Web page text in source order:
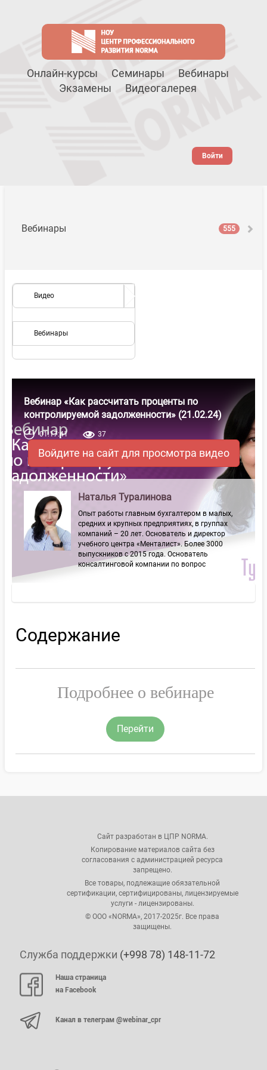
Онлайн-курсы Семинары
Вебинары
Экзамены
Видеогалерея
Войти
Вебинары 555
Видео
Вебинары
Вебинар «Как рассчитать проценты по
контролируемой задолженности» (21.02.24)
01:17:41 37
Войдите на сайт для просмотра видео
Наталья Туралинова
Опыт работы главным бухгалтером в малых,
средних и крупных предприятиях, в группах
компаний – 20 лет. Основатель и директор
учебного центра «Менталист». Более 3000
выпускников с 2015 года. Основатель
консалтинговой компании по вопрос
Содержание
Подробнее о вебинаре
Перейти
Сайт разработан в ЦПР NORMA.
Копирование материалов сайта без
согласования с администрацией ресурса
запрещено.
Все товары, подлежащие обязательной
сертификации, сертифицированы, лицензируемые
услуги - лицензированы.
© ООО «NORMA», 2017-2025г. Все права
защищены.
Служба поддержки (+998 78) 148-11-72
Наша страница
на Facebook
Канал в телеграм @webinar_cpr